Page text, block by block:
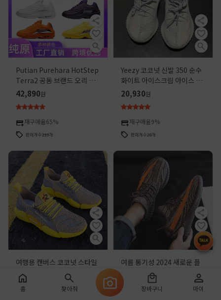
홈 찾아줘 장바구니 마이
Putian Purehara HotStep
Terra2 공동 브랜드 오리 신
발 남성과 여성 복고풍 캐주얼
신발 에어 쿠션 운동화
42,890원
재구매율65%
판매개수299개
Yeezy 코코넛 신발 350 순수
화이트 아이스크림 아이스 블
루 정품 공식 웹 사이트
Putian 남성 및 여성 신발
Gypsophila 스포츠 러닝 슈
즈
20,930원
재구매율9%
판매개수20개
여행용 캔버스 코코넛 스타일
신발, 플라이 니트 남성용 러
닝화, 2026년 여름 캐주얼 운
동화, 남성용 스니커즈
1,510
여름 통기성 2024 새로운 플
러스 사이즈 남성 신발 비행 짠
스포츠 캐주얼 메쉬 신발 메쉬
러닝 남성용 코코넛 트렌디 신
3,950 원